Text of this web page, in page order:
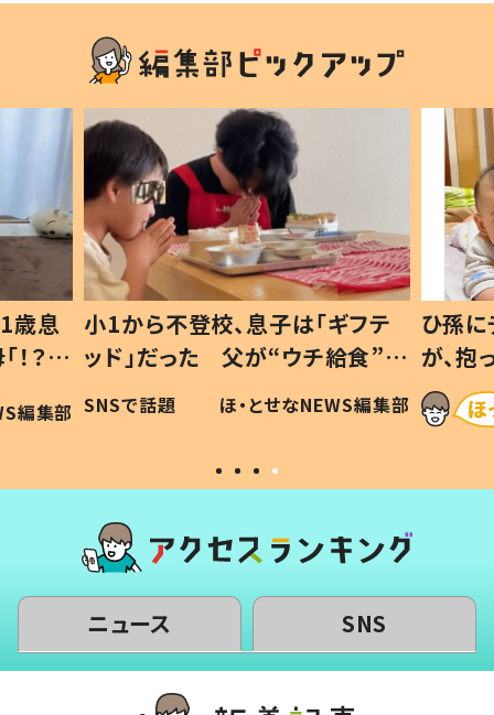
歳息
？」
編集部
小1から不登校、息子は「ギフテ
ッド」だった 父が“ウチ給食”を
作り続ける理由とは #令和の親
#令和の子
SNSで話題 ほ・とせなNEWS編集部
ひ孫
が、
「涙が
い」
ニュース SNS